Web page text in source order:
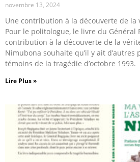
novembre 13, 2024
Une contribution à la découverte de la
Pour le politologue, le livre du Général
contribution à la découverte de la
Nimubona souhaite qu’il y ait d’autres
témoins de la tragédie d’octobre 1993.
Lire Plus »